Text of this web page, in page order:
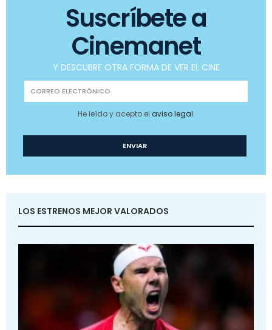
Suscríbete a
Cinemanet
Y DESCUBRE OTRA FORMA DE VER EL CINE
He leído y acepto el aviso legal.
LOS ESTRENOS MEJOR VALORADOS